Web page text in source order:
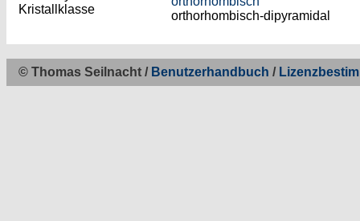
Kristallklasse
orthorhombisch-dipyramidal
© Thomas Seilnacht / Benutzerhandbuch /